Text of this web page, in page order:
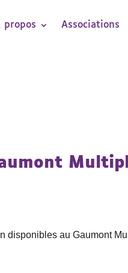
propos Associations
disponibles au Gaumont